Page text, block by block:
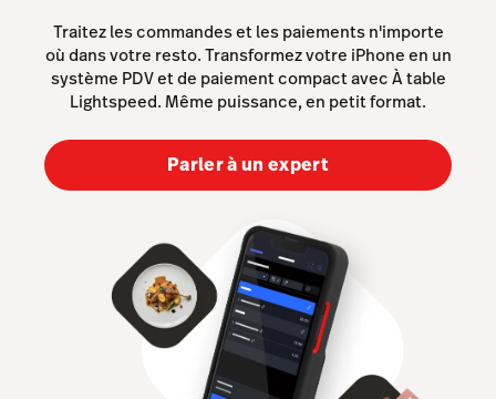
Traitez les commandes et les paiements n'importe
où dans votre resto. Transformez votre iPhone en un
système PDV et de paiement compact avec À table
Lightspeed. Même puissance, en petit format.
Parler à un expert